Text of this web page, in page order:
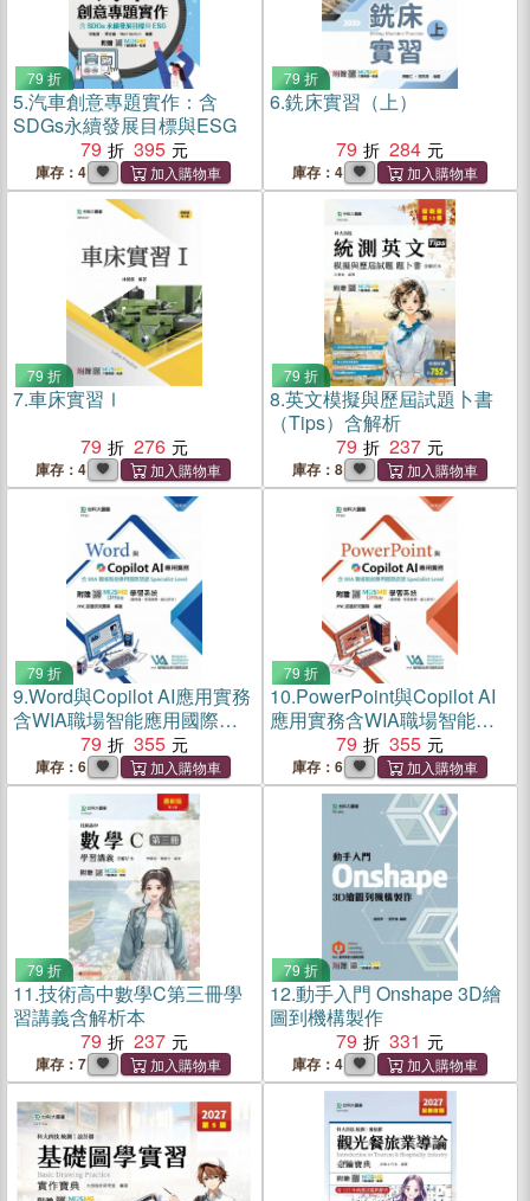
79 折
5.汽車創意專題實作：含
SDGs永續發展目標與ESG
79
395
庫存：4
79 折
6.銑床實習（上）
79
284
庫存：4
79 折
7.車床實習Ⅰ
79
276
庫存：4
79 折
8.英文模擬與歷屆試題卜書
（Tips）含解析
79
237
庫存：8
79 折
9.Word與Copilot AI應用實務
含WIA職場智能應用國際認
證Specialist Level【最新
版】
79 355
庫存：6
79 折
10.PowerPoint與Copilot AI
應用實務含WIA職場智能應
用國際認證Specialist
Level【最新版 】
79 355
庫存：6
79 折
11.技術高中數學C第三冊學
習講義含解析本
79
237
庫存：7
79 折
12.動手入門 Onshape 3D繪
圖到機構製作
79
331
庫存：4